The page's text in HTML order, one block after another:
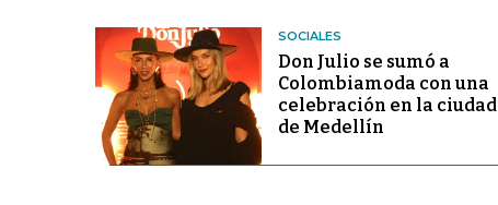
SOCIALES
Don Julio se sumó a
Colombiamoda con una
celebración en la ciudad
de Medellín